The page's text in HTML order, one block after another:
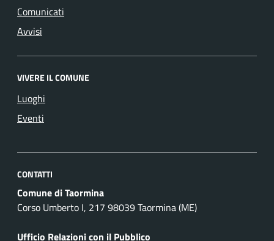
Comunicati
Avvisi
VIVERE IL COMUNE
Luoghi
Eventi
CONTATTI
Comune di Taormina
Corso Umberto I, 217 98039 Taormina (ME)
Ufficio Relazioni con il Pubblico